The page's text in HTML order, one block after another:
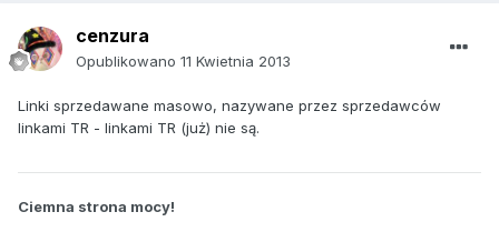
cenzura
Opublikowano 11 Kwietnia 2013
Linki sprzedawane masowo, nazywane przez sprzedawców
linkami TR - linkami TR (już) nie są.
Ciemna strona mocy!